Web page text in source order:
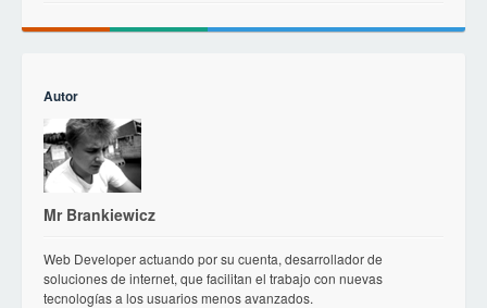
Autor
Mr Brankiewicz
Web Developer actuando por su cuenta, desarrollador de
soluciones de internet, que facilitan el trabajo con nuevas
tecnologías a los usuarios menos avanzados.